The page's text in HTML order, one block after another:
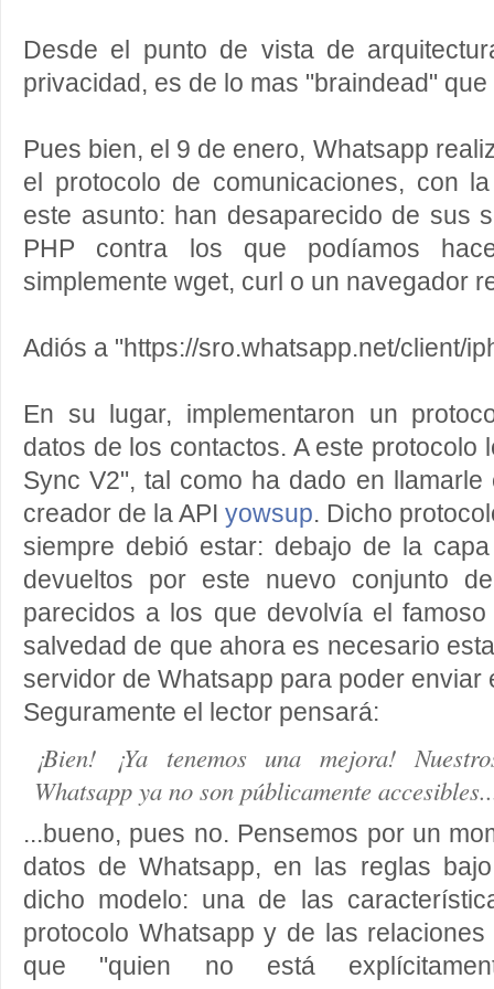
Desde el punto de vista de
privacidad, es de lo mas "braindead"
Pues bien, el 9 de enero, Whatsapp
el protocolo de comunicaciones, con
este asunto: han desaparecido de sus
PHP contra los que podíamos
simplemente wget, curl o un navegador
Adiós a "https://sro.whatsapp.net/client/
En su lugar, implementaron un
datos de los contactos. A este protocolo
Sync V2", tal como ha dado en
creador de la API yowsup. Dicho
siempre debió estar: debajo de la
devueltos por este nuevo conjunto
parecidos a los que devolvía el
salvedad de que ahora es necesario
servidor de Whatsapp para poder enviar
Seguramente el lector pensará:
¡Bien! ¡Ya tenemos una mejora!
Whatsapp ya no son públicamente
...bueno, pues no. Pensemos por un
datos de Whatsapp, en las reglas
dicho modelo: una de las
protocolo Whatsapp y de las
que "quien no está